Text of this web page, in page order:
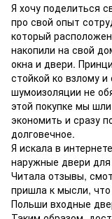
Я хочу поделиться
про свой опыт
который
накопили на свой
окна и двери.
стойкой ко взлому
шумоизоляции не
этой покупке мы
экономить и сразу
долговечное.
Я искала в
наружные двери
Читала отзывы,
пришла к мысли,
Польши входные